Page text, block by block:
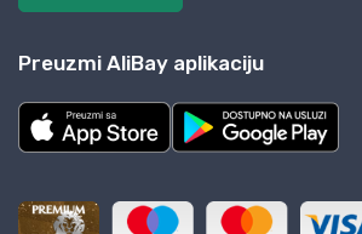
Preuzmi AliBay aplikaciju